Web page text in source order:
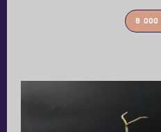
8 000